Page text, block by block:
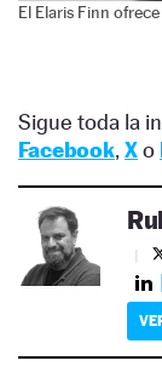
El Elaris Finn
Sigue toda la
Facebook, Xo